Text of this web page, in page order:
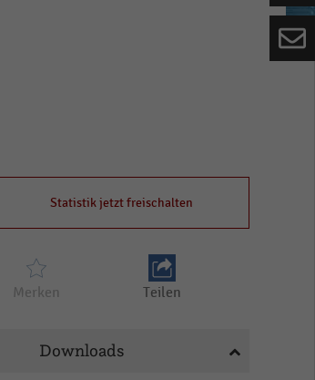
Statistik jetzt freischalten
Merken Teilen
Downloads